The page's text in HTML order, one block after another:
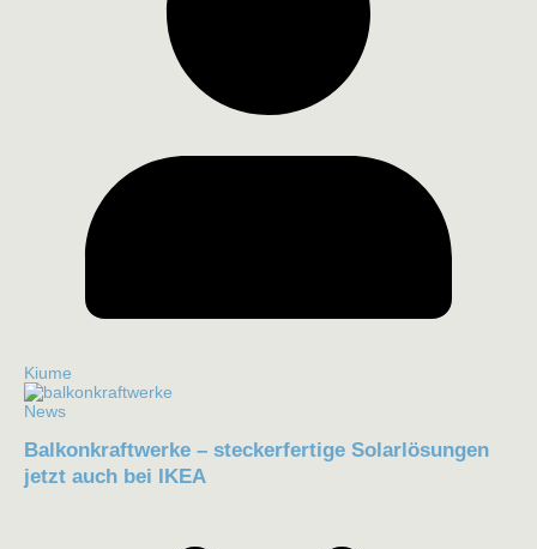
Kiume
News
Balkonkraftwerke – steckerfertige Solarlösungen
jetzt auch bei IKEA